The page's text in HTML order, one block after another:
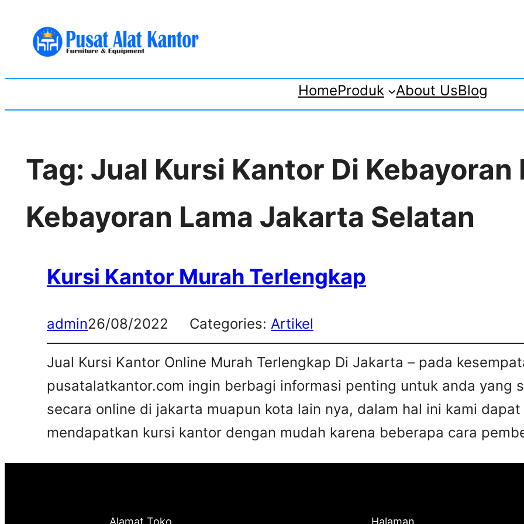
content
HomeProduk About UsBlog
Tag: Jual Kursi Kantor Di Kebayoran
Kebayoran Lama Jakarta Selatan
Kursi Kantor Murah Terlengkap
admin26/08/2022 Categories: Artikel
Jual Kursi Kantor Online Murah Terlengkap Di Jakarta – pada
pusatalatkantor.com ingin berbagi informasi penting untuk anda yang
secara online di jakarta muapun kota lain nya, dalam hal ini kami
mendapatkan kursi kantor dengan mudah karena beberapa cara
Alamat Toko Halaman